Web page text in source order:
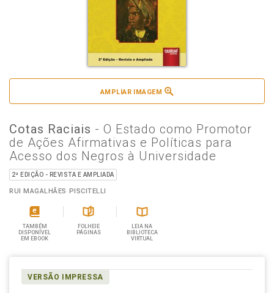
AMPLIAR IMAGEM
Cotas Raciais - O Estado como Promotor
de Ações Afirmativas e Políticas para
Acesso dos Negros à Universidade
2ª EDIÇÃO - REVISTA E AMPLIADA
RUI MAGALHÃES PISCITELLI
TAMBÉM
DISPONÍVEL
EM EBOOK
FOLHEIE
PÁGINAS
LEIA NA
BIBLIOTECA
VIRTUAL
VERSÃO IMPRESSA